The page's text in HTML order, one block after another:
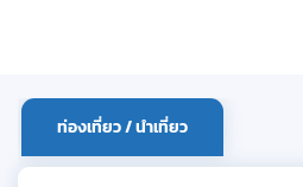
ท่องเที่ยว / นำเที่ยว